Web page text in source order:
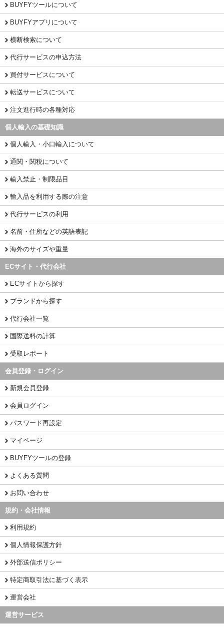
BUYFYツールについて
BUYFYアプリについて
横断検索について
代行サービスの申込方法
買付サービスについて
転送サービスについて
注文進行時の各種対応
個人輸入の基礎知識
個人輸入・小口輸入について
通関・関税について
輸入禁止・制限品目
輸入品を利用する際の注意
代行サービスの利用
名前・住所などの英語表記
海外のサイズや重量
ECサイト・代行会社
ECサイトから探す
ブランドから探す
代行会社一覧
国際送料の計算
受取レポート
会員登録・ログイン
新規会員登録
会員ログイン
パスワード再設定
マイページ
BUYFYツールの登録
よくある質問
お問い合わせ
規約・会社情報
利用規約
個人情報保護方針
外部送信ポリシー
特定商取引法に基づく表示
運営会社
運営サービス